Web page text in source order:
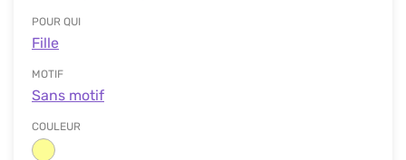
POUR QUI
Fille
MOTIF
Sans motif
COULEUR